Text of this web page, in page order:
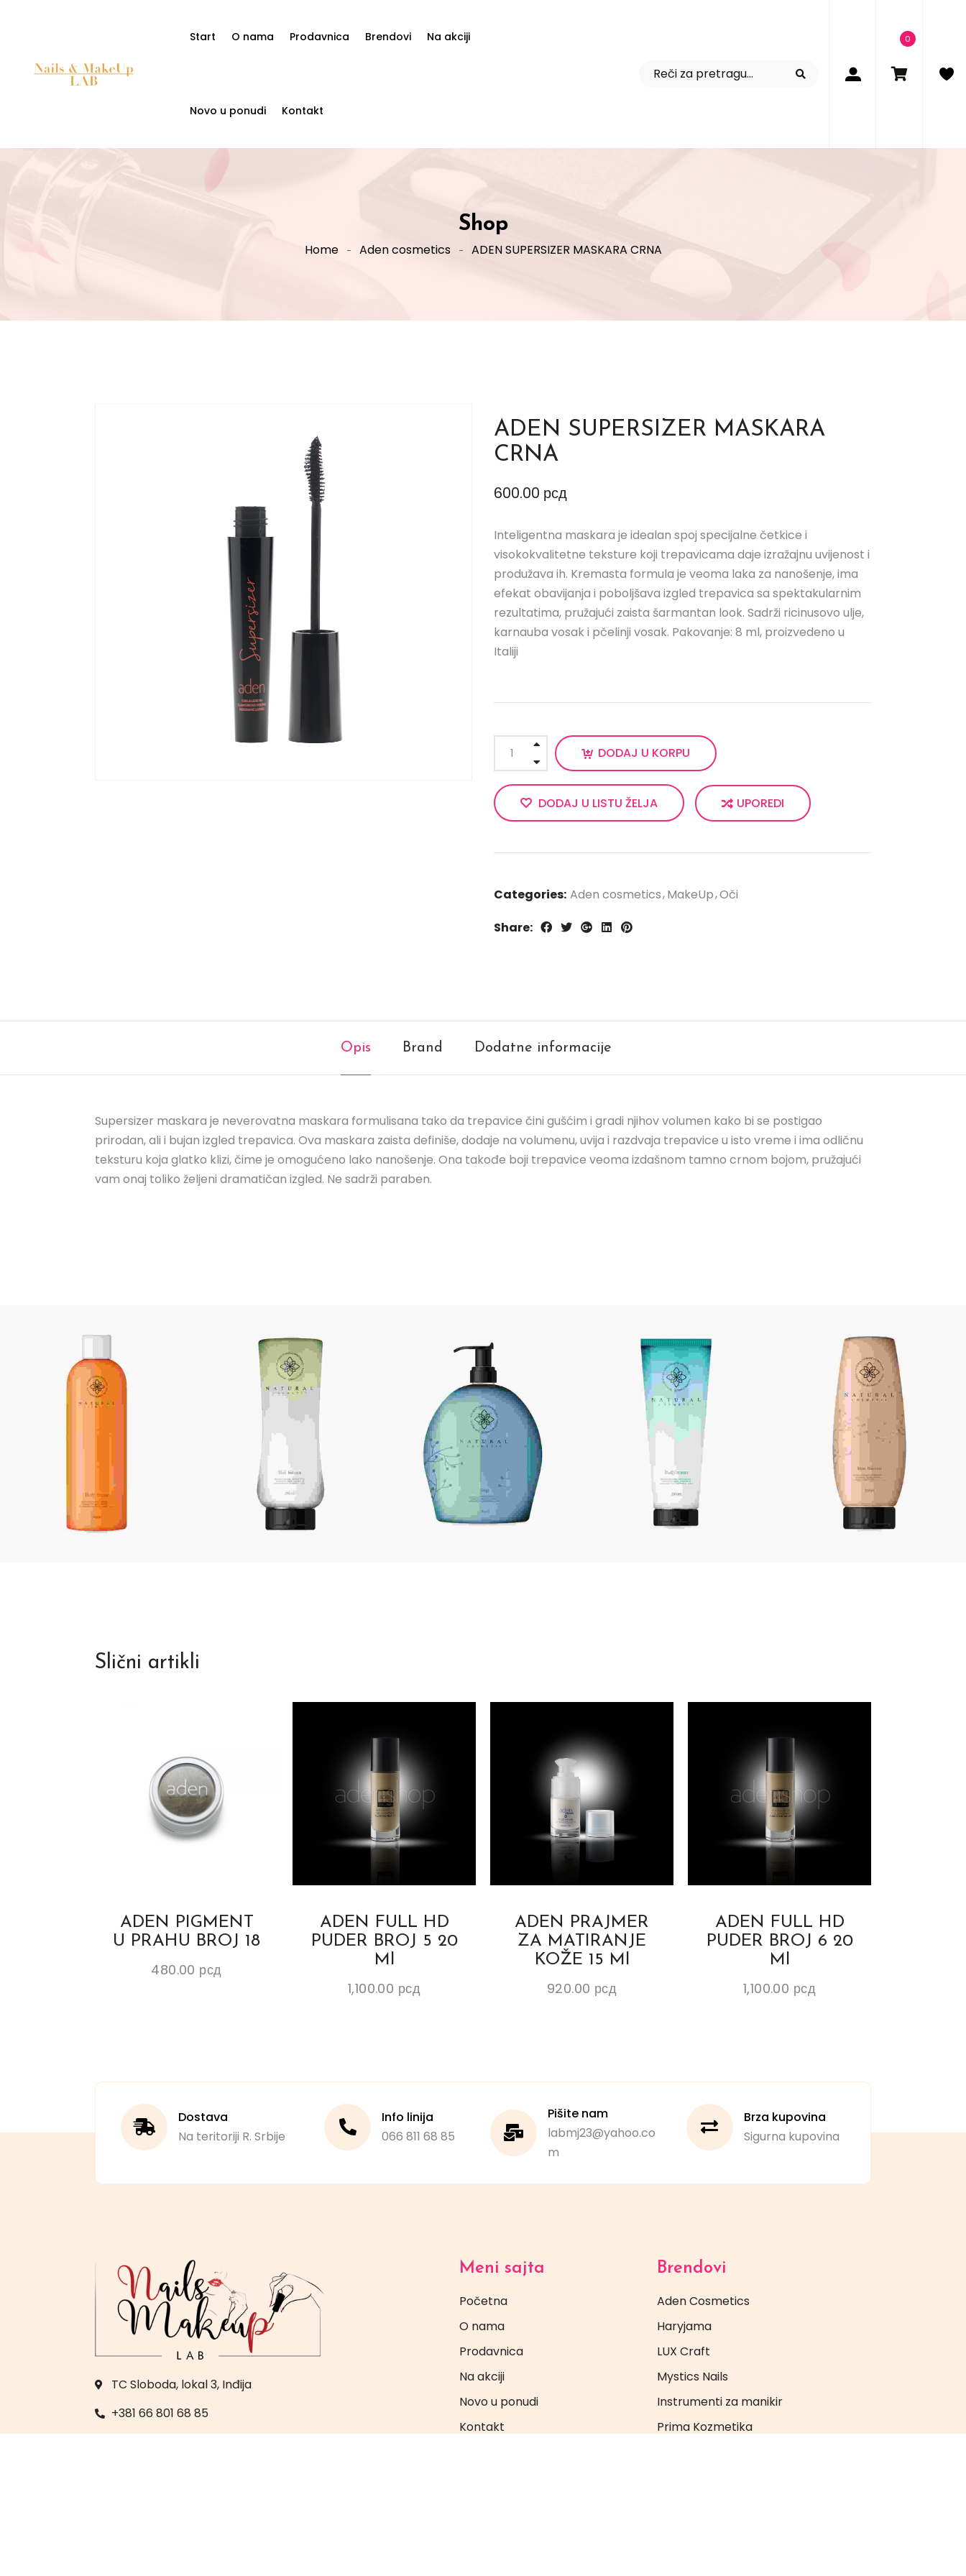
Start O nama Prodavnica Brendovi Na akciji
Novo u ponudi Kontakt
0
Shop
Home Aden cosmetics ADEN SUPERSIZER MASKARA CRNA
ADEN SUPERSIZER MASKARA
CRNA
600.00 рсд
Inteligentna maskara je idealan spoj specijalne četkice i
visokokvalitetne teksture koji trepavicama daje izražajnu uvijenost i
produžava ih. Kremasta formula je veoma laka za nanošenje, ima
efekat obavijanja i poboljšava izgled trepavica sa spektakularnim
rezultatima, pružajući zaista šarmantan look. Sadrži ricinusovo ulje,
karnauba vosak i pčelinji vosak. Pakovanje: 8 ml, proizvedeno u
Italiji
DODAJ U KORPU
DODAJ U LISTU ŽELJA UPOREDI
Categories: Aden cosmetics MakeUp Oči
Share:
Opis Brand Dodatne informacije
Supersizer maskara je neverovatna maskara formulisana tako da trepavice čini gušćim i gradi njihov volumen kako bi se postigao
prirodan, ali i bujan izgled trepavica. Ova maskara zaista definiše, dodaje na volumenu, uvija i razdvaja trepavice u isto vreme i ima odličnu
teksturu koja glatko klizi, čime je omogućeno lako nanošenje. Ona takođe boji trepavice veoma izdašnom tamno crnom bojom, pružajući
vam onaj toliko željeni dramatičan izgled. Ne sadrži paraben.
Slični artikli
ADEN PIGMENT
U PRAHU BROJ 18
480.00 рсд
ADEN FULL HD
PUDER BROJ 5 20
Ml
1,100.00 рсд
ADEN PRAJMER
ZA MATIRANJE
KOŽE 15 Ml
920.00 рсд
ADEN FULL HD
PUDER BROJ 6 20
Ml
1,100.00 рсд
Dostava
Na teritoriji R. Srbije
Info linija
066 811 68 85
Pišite nam
labmj23@yahoo.co
m
Brza kupovina
Sigurna kupovina
TC Sloboda, lokal 3, Inđija
+381 66 801 68 85
Meni sajta
Početna
O nama
Prodavnica
Na akciji
Novo u ponudi
Kontakt
Brendovi
Aden Cosmetics
Haryjama
LUX Craft
Mystics Nails
Instrumenti za manikir
Prima Kozmetika